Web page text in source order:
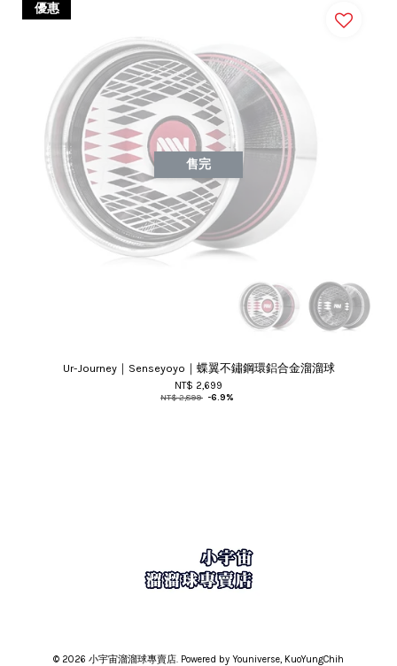
優惠
售完
Ur-Journey｜Senseyoyo｜蝶翼不鏽鋼環鋁合金溜溜球
NT$ 2,699
NT$ 2,899 -6.9%
© 2026 小宇宙溜溜球專賣店. Powered by Youniverse, KuoYungChih